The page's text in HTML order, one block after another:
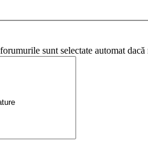
sunt selectate automat